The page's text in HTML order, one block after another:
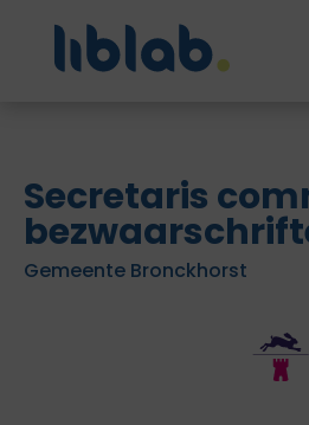
Secretaris
Gemeente Bronckhorst